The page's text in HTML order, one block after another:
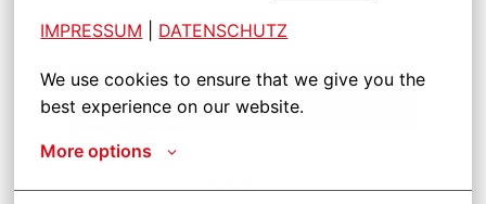
IMPRESSUM DATENSCHUTZ
We use cookies to ensure that we give you the
best experience on our website.
More options
Apply